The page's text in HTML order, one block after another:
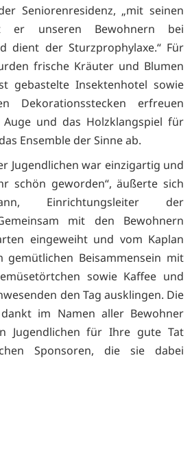
Seniorenresidenz, „mit seinen
er unseren Bewohnern bei
dient der Sturzprophylaxe.“ Für
frische Kräuter und Blumen
gebastelte Insektenhotel sowie
Dekorationsstecken erfreuen
und das Holzklangspiel für
Ensemble der Sinne ab.
Jugendlichen war einzigartig und
schön geworden“, äußerte sich
Einrichtungsleiter der
mit den Bewohnern
eingeweiht und vom Kaplan
gemütlichen Beisammensein mit
sowie Kaffee und
den Tag ausklingen. Die
im Namen aller Bewohner
Jugendlichen für Ihre gute Tat
Sponsoren, die sie dabei